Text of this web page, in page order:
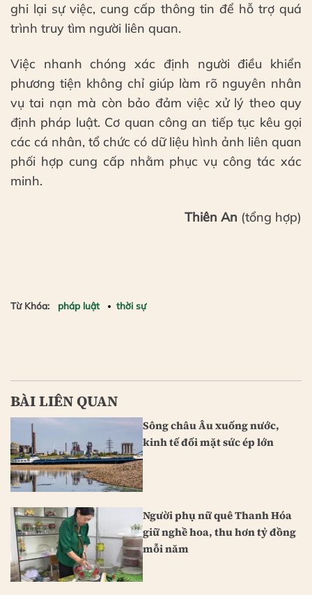
ghi lại sự việc, cung cấp thông tin để hỗ trợ quá
trình truy tìm người liên quan.
Việc nhanh chóng xác định người điều khiển
phương tiện không chỉ giúp làm rõ nguyên nhân
vụ tai nạn mà còn bảo đảm việc xử lý theo quy
định pháp luật. Cơ quan công an tiếp tục kêu gọi
các cá nhân, tổ chức có dữ liệu hình ảnh liên quan
phối hợp cung cấp nhằm phục vụ công tác xác
minh.
Thiên An (tổng hợp)
Từ Khóa: pháp luật thời sự
BÀI LIÊN QUAN
Sông châu Âu xuống nước,
kinh tế đối mặt sức ép lớn
Người phụ nữ quê Thanh Hóa
giữ nghề hoa, thu hơn tỷ đồng
mỗi năm